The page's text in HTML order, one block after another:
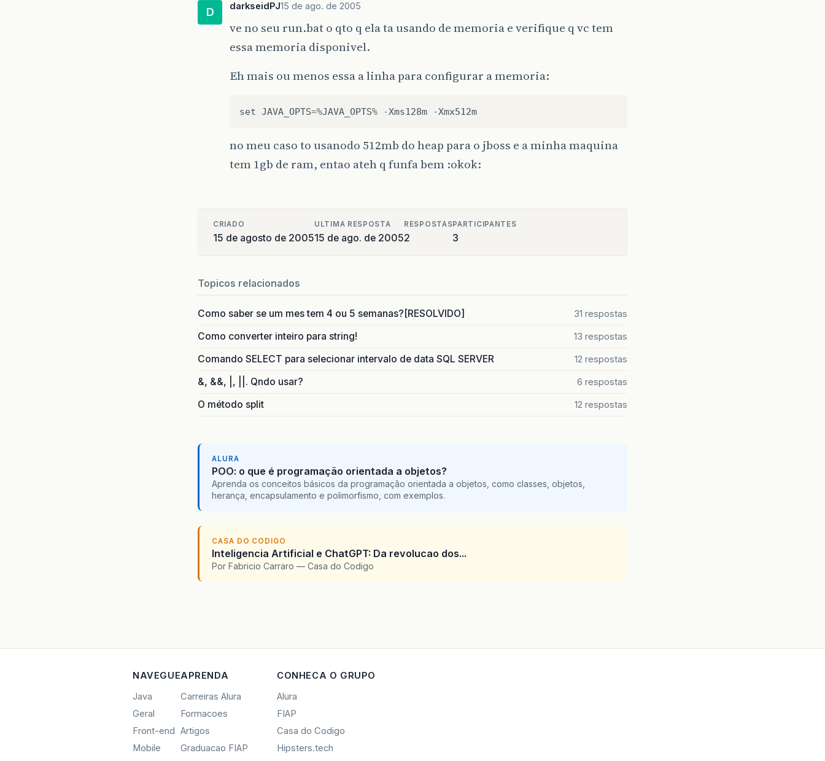
D darkseidPJ15 de ago. de 2005
ve no seu run.bat o qto q ela ta usando de memoria e verifique q vc tem
essa memoria disponivel.
Eh mais ou menos essa a linha para configurar a memoria:
set JAVA_OPTS=%JAVA_OPTS% -Xms128m -Xmx512m
no meu caso to usanodo 512mb do heap para o jboss e a minha maquina
tem 1gb de ram, entao ateh q funfa bem :okok:
CRIADO
15 de agosto de 2005
ULTIMA RESPOSTA
15 de ago. de 2005
RESPOSTAS
2
PARTICIPANTES
3
Topicos relacionados
Como saber se um mes tem 4 ou 5 semanas?[RESOLVIDO] 31 respostas
Como converter inteiro para string! 13 respostas
Comando SELECT para selecionar intervalo de data SQL SERVER 12 respostas
&, &&, |, ||. Qndo usar? 6 respostas
O método split 12 respostas
ALURA
POO: o que é programação orientada a objetos?
Aprenda os conceitos básicos da programação orientada a objetos, como classes, objetos,
herança, encapsulamento e polimorfismo, com exemplos.
CASA DO CODIGO
Inteligencia Artificial e ChatGPT: Da revolucao dos...
Por Fabricio Carraro — Casa do Codigo
NAVEGUE
Java
Geral
Front-end
Mobile
APRENDA
Carreiras Alura
Formacoes
Artigos
Graduacao FIAP
CONHECA O GRUPO
Alura
FIAP
Casa do Codigo
Hipsters.tech